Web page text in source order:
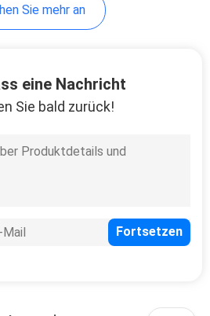
Sie mehr an
eine Nachricht
Sie bald zurück!